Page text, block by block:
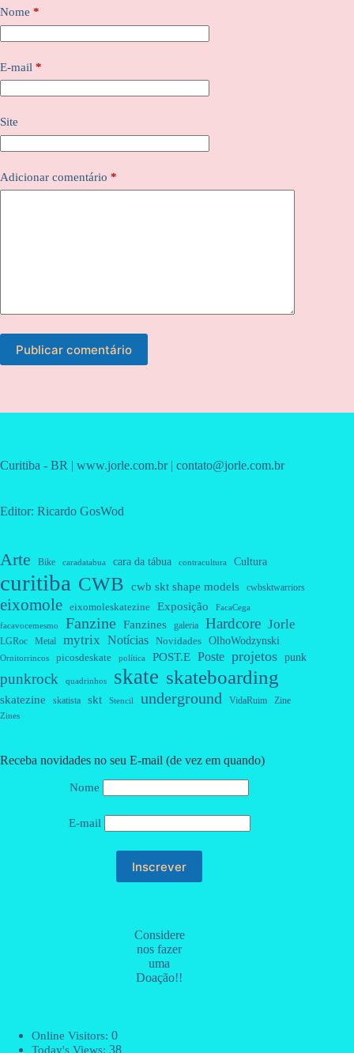
Nome *
E-mail *
Site
Adicionar comentário *
Publicar comentário
Curitiba - BR | www.jorle.com.br | contato@jorle.com.br
Editor: Ricardo GosWod
Arte Bike caradatabua cara da tábua contracultura Cultura
curitiba CWB cwb skt shape models cwbsktwarriors
eixomole eixomoleskatezine Exposição FacaCega
facavocemesmo Fanzine Fanzines galeria Hardcore Jorle
LGRoc Metal mytrix Notícias Novidades OlhoWodzynski
Ornitorrincos picosdeskate política POST.E Poste projetos punk
punkrock quadrinhos skate skateboarding
skatezine skatista skt Stencil underground VidaRuim Zine
Zines
Receba novidades no seu E-mail (de vez em quando)
Nome
E-mail
Considere
nos fazer
uma
Doação!!
Online Visitors: 0
Today's Views: 38